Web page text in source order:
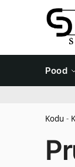
Pood
Kodu -